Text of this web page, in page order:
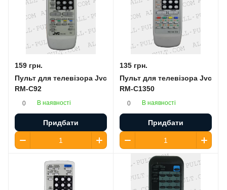
159 грн.
Пульт для телевізора Jvc
RM-C92
0 В наявності
Придбати
135 грн.
Пульт для телевізора Jvc
RM-C1350
0 В наявності
Придбати